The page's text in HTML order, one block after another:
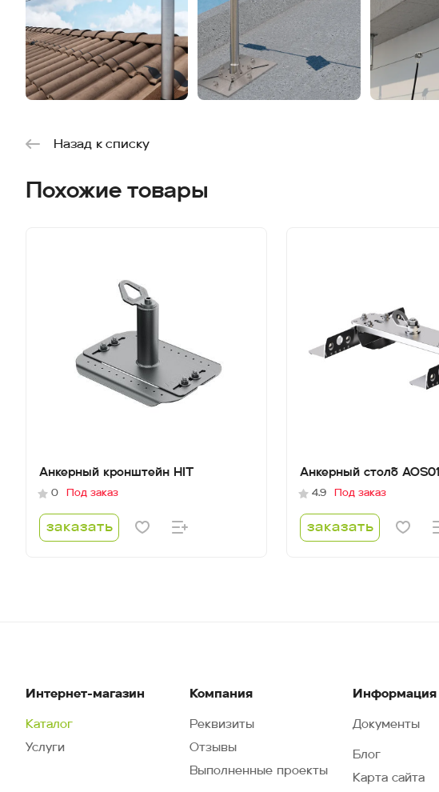
Назад к списку
Похожие товары
Анкерный кронштейн HIT
0 Под заказ
заказать
Анкерный столб
4.9 Под заказ
заказать
Интернет-магазин
Каталог
Услуги
Компания
Реквизиты
Отзывы
Выполненные проекты
Информация
Документы
Блог
Карта сайта